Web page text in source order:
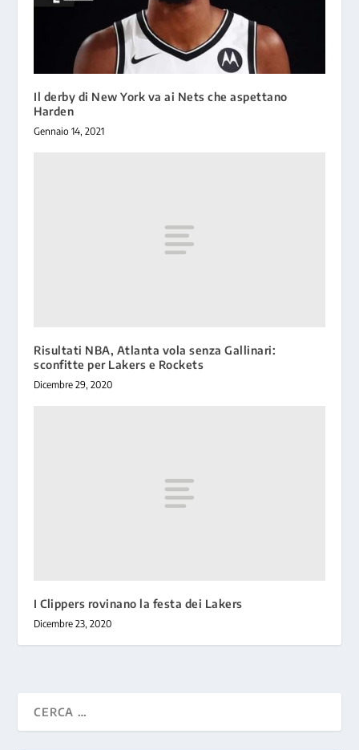
Il derby di New York va ai Nets che aspettano
Harden
Gennaio 14, 2021
Risultati NBA, Atlanta vola senza Gallinari:
sconfitte per Lakers e Rockets
Dicembre 29, 2020
I Clippers rovinano la festa dei Lakers
Dicembre 23, 2020